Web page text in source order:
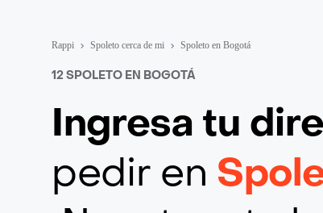
Rappi Spoleto cerca de mi Spoleto en Bogotá
12 SPOLETO EN BOGOTÁ
Ingresa tu
pedir en